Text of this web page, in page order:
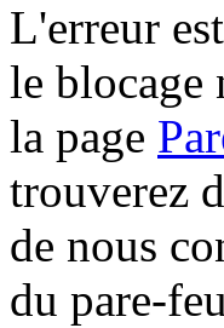
L'erreur
le blocage
la page
trouverez
de nous
du pare-